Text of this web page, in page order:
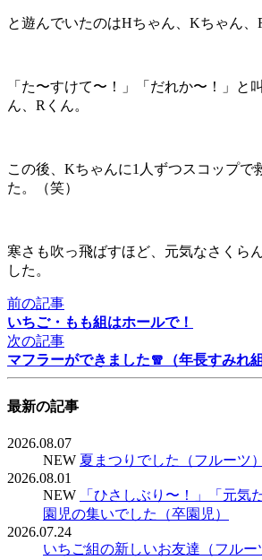
と遊んでいたのはHちゃん、Kちゃん、
「た〜すけて〜！」「だれか〜！」と
ん、Rくん。
この後、Kちゃんに1人ずつスコップで
た。（笑）
寒さも吹っ飛ばすほど、元気なさくら
した。
前の記事
いちご・もも組はホールで！
次の記事
マフラーができました🧣（年長すみれ組
最新の記事
2026.08.07
NEW 夏まつりでした（フルーツ）
2026.08.01
NEW
「ひさしぶり〜！」「元気
園児の集いでした（卒園児）
2026.07.24
いちご組の新しいお友達（フルー